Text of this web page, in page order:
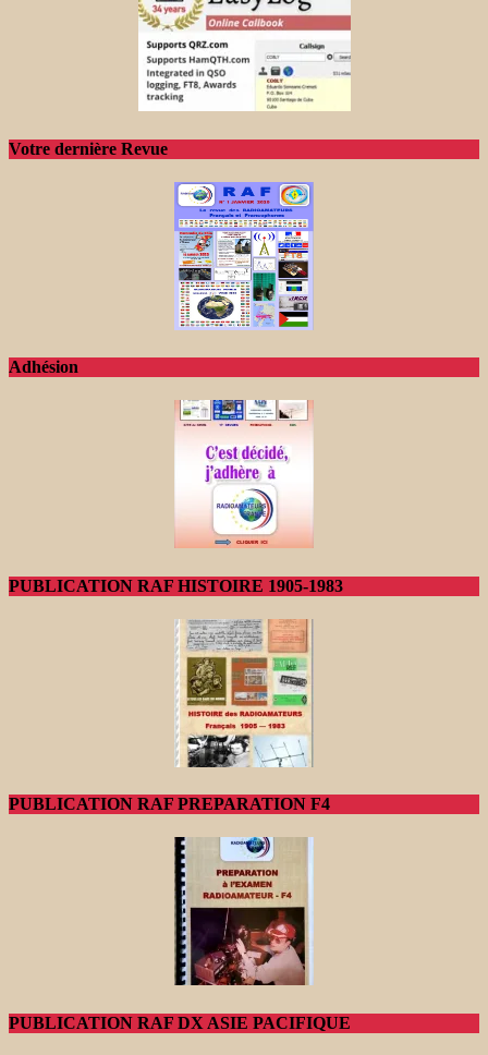
Votre dernière Revue
Adhésion
PUBLICATION RAF HISTOIRE 1905-1983
PUBLICATION RAF PREPARATION F4
PUBLICATION RAF DX ASIE PACIFIQUE